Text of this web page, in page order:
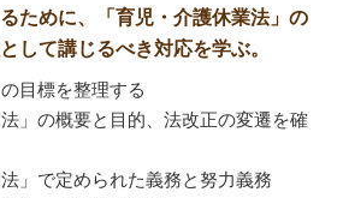
ために、「育児・介護休業法」の
して講じるべき対応を学ぶ。
目標を整理する
」の概要と目的、法改正の変遷を確
」で定められた義務と努力義務